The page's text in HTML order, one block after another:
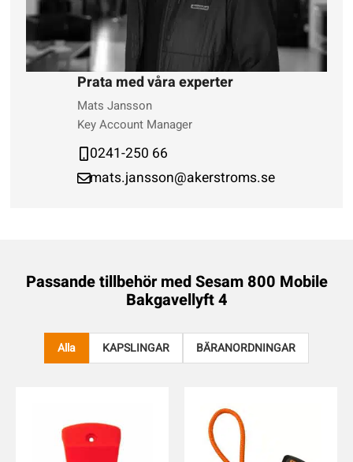
Prata med våra experter
Mats Jansson
Key Account Manager
0241-250 66
mats.jansson@akerstroms.se
Passande tillbehör medSesam 800 Mobile
Bakgavellyft 4
Alla KAPSLINGAR BÄRANORDNINGAR